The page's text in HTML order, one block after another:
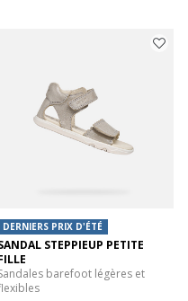
DERNIERS PRIX D'ÉTÉ
STEPPIEUP PETITE
barefoot légères et